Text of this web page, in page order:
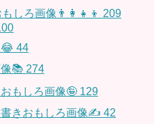
しろ画像👨‍👩‍👧‍👦 209
😂 44
📚 274
もしろ画像🤪 129
書きおもしろ画像✍️ 42